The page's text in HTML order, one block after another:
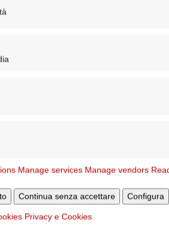
Manage services Manage vendors
Continua senza accettare Configura
Privacy e Cookies